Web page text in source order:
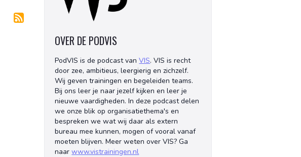
OVER DE PODVIS
PodVIS is de podcast vanVIS. VIS is recht
door zee, ambitieus, leergierig en zichzelf.
Wij geven trainingen en begeleiden teams.
Bij ons leer je naar jezelf kijken en leer je
nieuwe vaardigheden. In deze podcast delen
we onze blik op organisatiethema's en
bespreken we wat wij daar als extern
bureau mee kunnen, mogen of vooral vanaf
moeten blijven. Meer weten over VIS? Ga
naarwww.vistrainingen.nl